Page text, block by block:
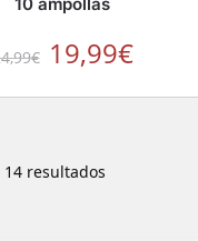
€ 19,99€
resultados